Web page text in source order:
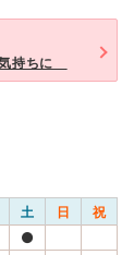
持ちに
土 日 祝